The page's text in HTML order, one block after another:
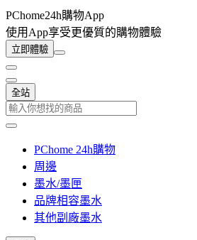
PChome24h購物App
使用App享受更優質的購物體驗
立即體驗
全站
PChome 24h購物
周邊
墨水/墨匣
品牌相容墨水
其他副廠墨水